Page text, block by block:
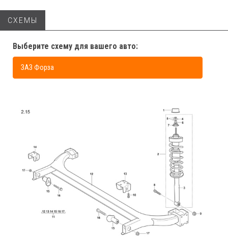
СХЕМЫ
Выберите схему для вашего авто:
ЗАЗ Форза